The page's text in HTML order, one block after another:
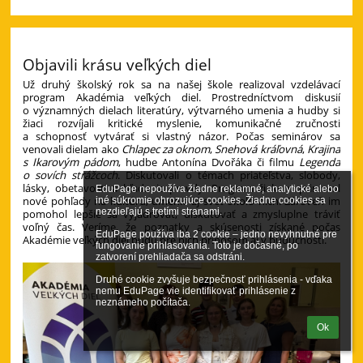
EduPage nepoužíva žiadne reklamné, analytické alebo
iné súkromie ohrozujúce cookies. Žiadne cookies sa
nezdieľajú s tretími stranami.
EduPage používa iba 2 cookie – jedno nevyhnutné pre
fungovanie prihlasovania. Toto je dočasné, po
zatvorení prehliadača sa odstráni.
Druhé cookie zvyšuje bezpečnosť prihlásenia - vďaka
nemu EduPage vie identifikovať prihlásenie z
neznámeho počítača.
Ok
Objavili krásu veľkých diel
Už druhý školský rok sa na našej škole realizoval vzdelávací
program Akadémia veľkých diel. Prostredníctvom diskusií
o významných dielach literatúry, výtvarného umenia a hudby si
žiaci rozvíjali kritické myslenie, komunikačné zručnosti
a schopnosť vytvárať si vlastný názor. Počas seminárov sa
venovali dielam ako Chlapec za oknom,Snehová kráľovná, Krajina
s Ikarovým pádom, hudbe Antonína Dvořáka či filmu Legenda
o sovích strážcoch. Diskutovali o témach priateľstva, slobody,
lásky, obetavosti a hľadania pravdy. Program žiakom priniesol
nové pohľady na kultúru, umenie aj svet okolo nich. Zároveň im
pomohol lepšie sa vyjadrovať, diskutovať a zmysluplne tráviť
voľný čas. Veríme, že poznatky a skúsenosti získané počas
Akadémie veľkých diel budú pre nich prínosom aj v budúcnosti.